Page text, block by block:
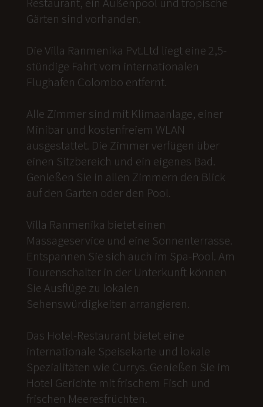
Gärten sind vorhanden.
Die Villa Ranmenika Pvt.Ltd liegt eine 2,5-
stündige Fahrt vom internationalen
Flughafen Colombo entfernt.
Alle Zimmer sind mit Klimaanlage, einer
Minibar und kostenfreiem WLAN
ausgestattet. Die Zimmer verfügen über
einen Sitzbereich und ein eigenes Bad.
Genießen Sie in allen Zimmern den Blick
auf den Garten oder den Pool.
Villa Ranmenika bietet einen
Massageservice und eine Sonnenterrasse.
Entspannen Sie sich auch im Spa-Pool. Am
Tourenschalter in der Unterkunft können
Sie Ausflüge zu lokalen
Sehenswürdigkeiten arrangieren.
Das Hotel-Restaurant bietet eine
internationale Speisekarte und lokale
Spezialitäten wie Currys. Genießen Sie im
Hotel Gerichte mit frischem Fisch und
frischen Meeresfrüchten.